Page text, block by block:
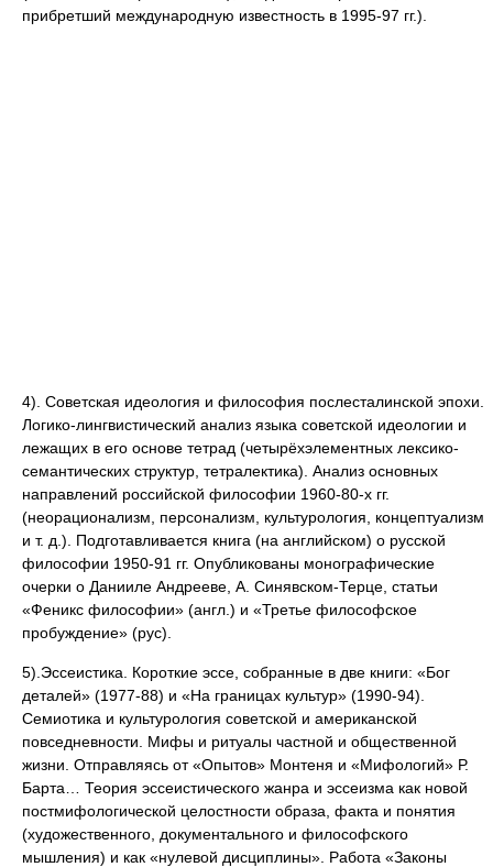
прибретший международную известность в 1995-97 гг.).
4). Советская идеология и философия послесталинской эпохи.
Логико-лингвистический анализ языка советской идеологии и
лежащих в его основе тетрад (четырёхэлементных лексико-
семантических структур, тетралектика). Анализ основных
направлений российской философии 1960-80-х гг.
(неорационализм, персонализм, культурология, концептуализм
и т. д.). Подготавливается книга (на английском) о русской
философии 1950-91 гг. Опубликованы монографические
очерки о Данииле Андрееве, А. Синявском-Терце, статьи
«Феникс философии» (англ.) и «Третье философское
пробуждение» (рус).
5).Эссеистика. Короткие эссе, собранные в две книги: «Бог
деталей» (1977-88) и «На границах культур» (1990-94).
Семиотика и культурология советской и американской
повседневности. Мифы и ритуалы частной и общественной
жизни. Отправляясь от «Oпытов» Монтеня и «Мифологий» Р.
Барта… Теория эссеистического жанра и эссеизма как новой
постмифологической целостности образа, факта и понятия
(художественного, документального и философского
мышления) и как «нулевой дисциплины». Работа «Законы